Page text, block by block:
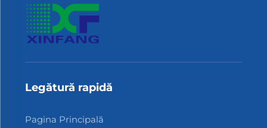
Legătură rapidă
Pagina Principală